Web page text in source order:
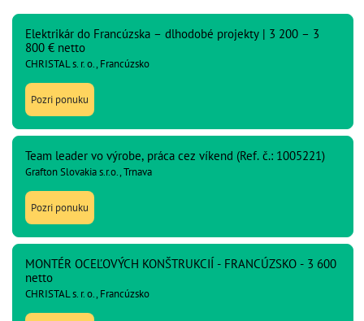
Elektrikár do Francúzska – dlhodobé projekty | 3 200 – 3
800 € netto
CHRISTAL s. r. o., Francúzsko
Pozri ponuku
Team leader vo výrobe, práca cez víkend (Ref. č.: 1005221)
Grafton Slovakia s.r.o., Trnava
Pozri ponuku
MONTÉR OCEĽOVÝCH KONŠTRUKCIÍ - FRANCÚZSKO - 3 600
netto
CHRISTAL s. r. o., Francúzsko